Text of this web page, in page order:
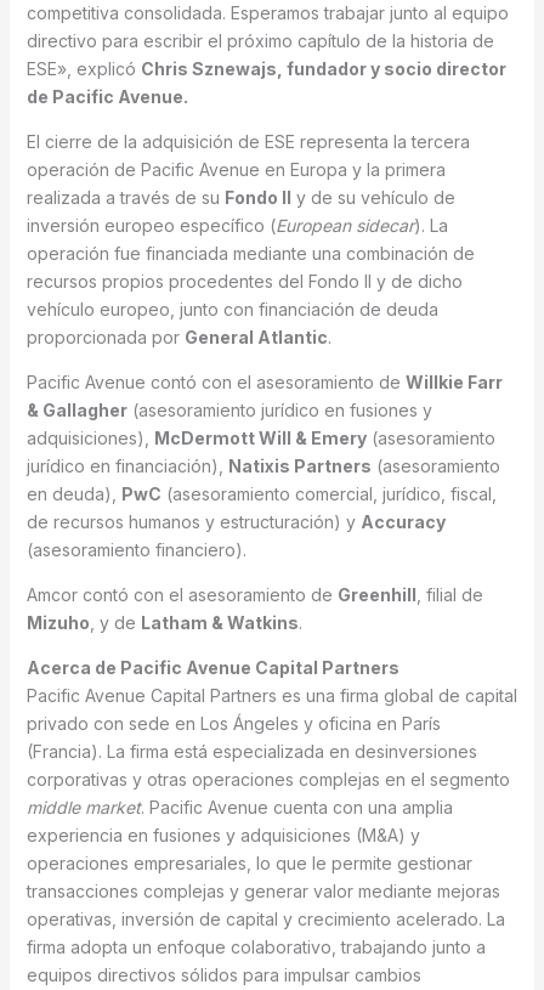
competitiva consolidada. Esperamos trabajar junto al equipo
directivo para escribir el próximo capítulo de la historia de
ESE», explicó Chris Sznewajs, fundador y socio director
de Pacific Avenue.
El cierre de la adquisición de ESE representa la tercera
operación de Pacific Avenue en Europa y la primera
realizada a través de su Fondo II y de su vehículo de
inversión europeo específico (European sidecar). La
operación fue financiada mediante una combinación de
recursos propios procedentes del Fondo II y de dicho
vehículo europeo, junto con financiación de deuda
proporcionada por General Atlantic.
Pacific Avenue contó con el asesoramiento de Willkie Farr
& Gallagher(asesoramiento jurídico en fusiones y
adquisiciones), McDermott Will & Emery(asesoramiento
jurídico en financiación), Natixis Partners (asesoramiento
en deuda), PwC (asesoramiento comercial, jurídico, fiscal,
de recursos humanos y estructuración) y Accuracy
(asesoramiento financiero).
Amcor contó con el asesoramiento de Greenhill , filial de
Mizuho , y de Latham & Watkins.
Acerca de Pacific Avenue Capital Partners
Pacific Avenue Capital Partners es una firma global de capital
privado con sede en Los Ángeles y oficina en París
(Francia). La firma está especializada en desinversiones
corporativas y otras operaciones complejas en el segmento
middle market. Pacific Avenue cuenta con una amplia
experiencia en fusiones y adquisiciones (M&A) y
operaciones empresariales, lo que le permite gestionar
transacciones complejas y generar valor mediante mejoras
operativas, inversión de capital y crecimiento acelerado. La
firma adopta un enfoque colaborativo, trabajando junto a
equipos directivos sólidos para impulsar cambios